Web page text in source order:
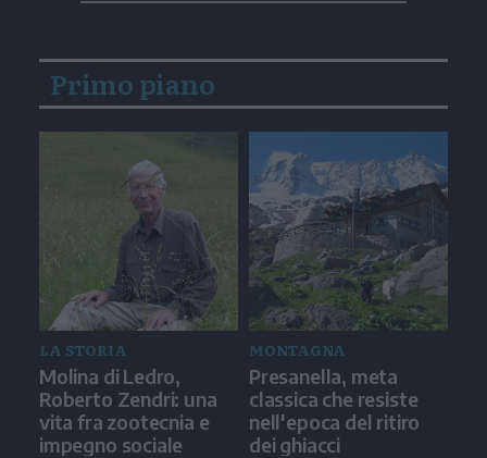
Primo piano
LA STORIA
Molina di Ledro,
Roberto Zendri: una
vita fra zootecnia e
impegno sociale
MONTAGNA
Presanella, meta
classica che resiste
nell'epoca del ritiro
dei ghiacci